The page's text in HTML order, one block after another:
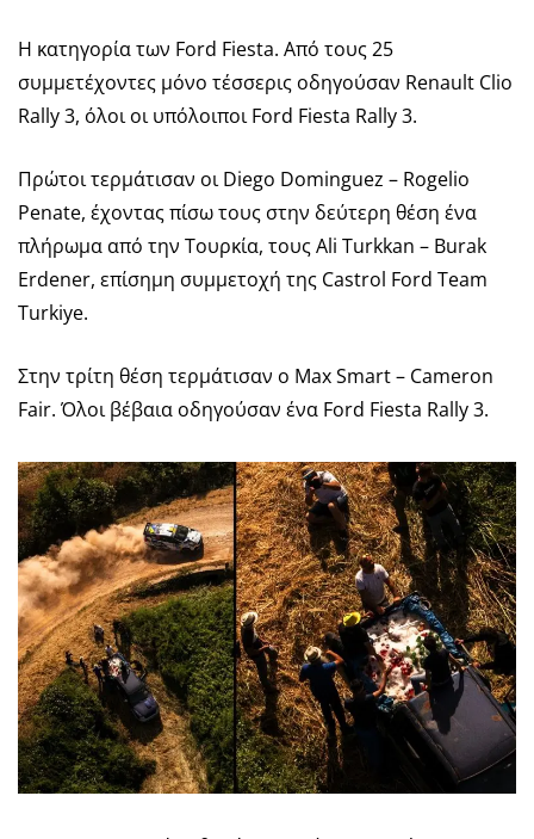
Η κατηγορία των Ford Fiesta. Από τους 25
συμμετέχοντες μόνο τέσσερις οδηγούσαν Renault Clio
Rally 3, όλοι οι υπόλοιποι Ford Fiesta Rally 3.
Πρώτοι τερμάτισαν οι Diego Dominguez – Rogelio
Penate, έχοντας πίσω τους στην δεύτερη θέση ένα
πλήρωμα από την Τουρκία, τους Ali Turkkan – Burak
Erdener, επίσημη συμμετοχή της Castrol Ford Team
Turkiye.
Στην τρίτη θέση τερμάτισαν ο Max Smart – Cameron
Fair. Όλοι βέβαια οδηγούσαν ένα Ford Fiesta Rally 3.